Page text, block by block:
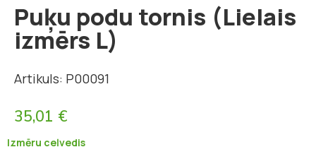
Puķu podu tornis (Lielais
izmērs L)
Artikuls: P00091
35,01 €
Izmēru ceļvedis